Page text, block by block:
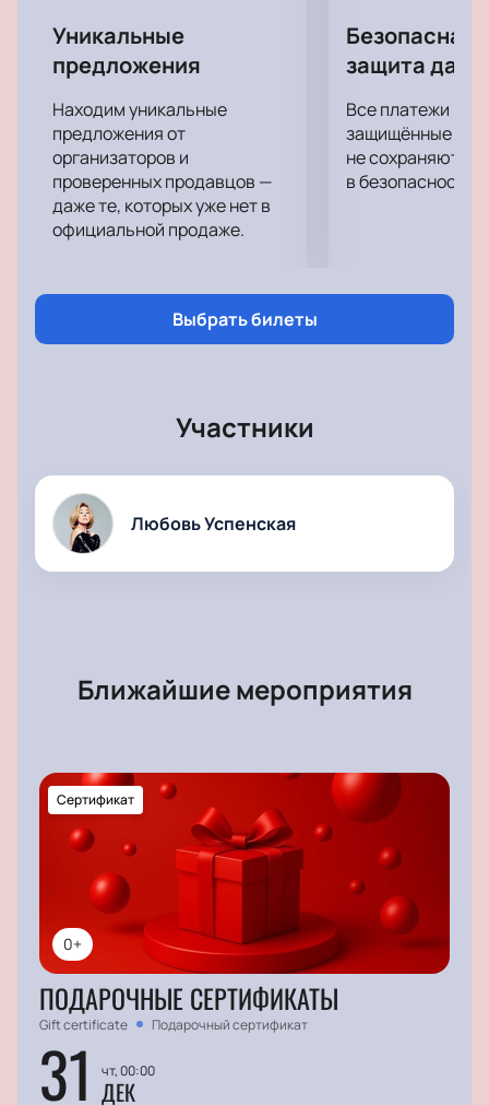
Уникальные
предложения
Находим уникальные
предложения от
организаторов и
проверенных продавцов —
даже те, которых уже нет в
официальной продаже.
Безопасная
защита
Все платежи
защищённые
не сохраняются
в безопасности.
Выбрать билеты
Участники
Любовь Успенская
Ближайшие мероприятия
0+
Сертификат
ПОДАРОЧНЫЕ СЕРТИФИКАТЫ
Gift certificate Подарочный сертификат
31 чт, 00:00
ДЕК